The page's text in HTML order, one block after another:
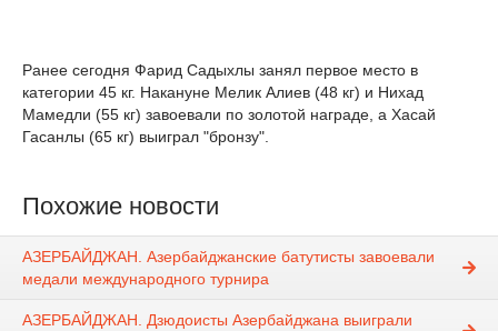
Ранее сегодня Фарид Садыхлы занял первое место в
категории 45 кг. Накануне Мелик Алиев (48 кг) и Нихад
Мамедли (55 кг) завоевали по золотой награде, а Хасай
Гасанлы (65 кг) выиграл "бронзу".
Похожие новости
АЗЕРБАЙДЖАН. Азербайджанские батутисты завоевали
медали международного турнира
АЗЕРБАЙДЖАН. Дзюдоисты Азербайджана выиграли